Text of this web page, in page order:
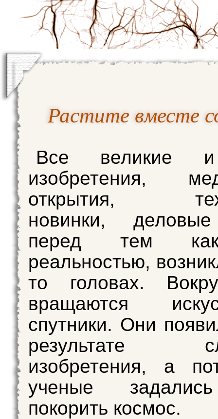
Растите вместе
Все великие
изобретения,
открытия,
новинки,
перед тем
реальностью,
то головах.
вращаются
спутники. Они
результате
изобретения, а
ученые
покорить космос.